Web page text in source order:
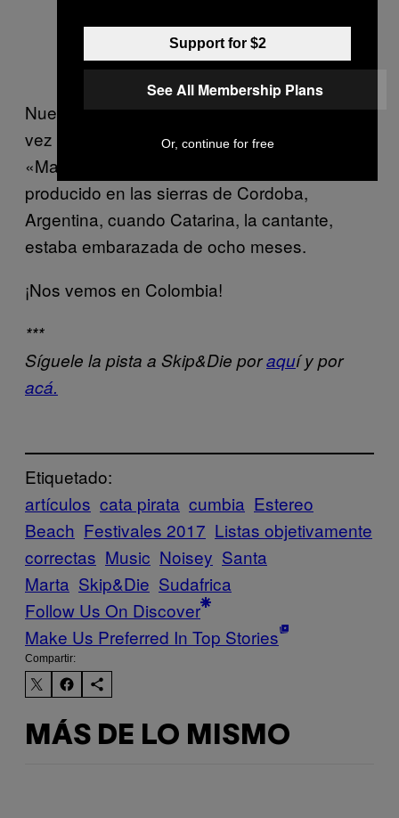
Nuevamente una cumbia electrónica, esta
vez mas psicodélica. El video del tema
«Mami Wata» (diosa Africana del agua) está
producido en las sierras de Cordoba,
Argentina, cuando Catarina, la cantante,
estaba embarazada de ocho meses.
¡Nos vemos en Colombia!
***
Síguele la pista a Skip&Die poraquí y por
acá.
Etiquetado:
artículos cata pirata cumbia Estereo
Beach Festivales 2017 Listas objetivamente
correctas Music Noisey Santa
Marta Skip&Die Sudafrica
Follow Us On Discover
Make Us Preferred In Top Stories
Compartir:
MÁS DE LO MISMO
Support for $2
See All Membership Plans
Or, continue for free